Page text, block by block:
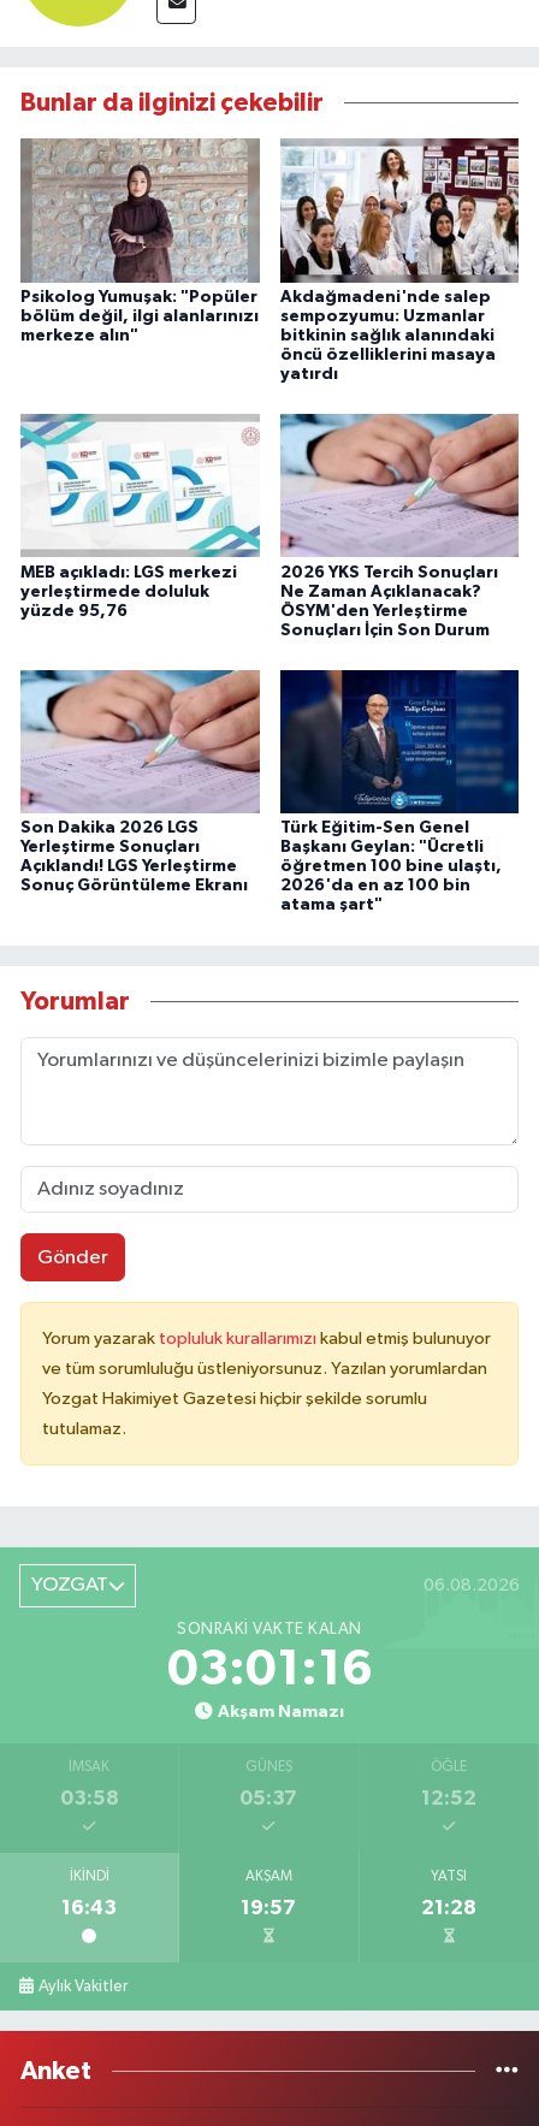
Bunlar da ilginizi çekebilir
Psikolog Yumuşak: "Popüler
bölüm değil, ilgi alanlarınızı
merkeze alın"
Akdağmadeni'nde salep
sempozyumu: Uzmanlar
bitkinin sağlık alanındaki
öncü özelliklerini masaya
yatırdı
MEB açıkladı: LGS merkezi
yerleştirmede doluluk
yüzde 95,76
2026 YKS Tercih Sonuçları
Ne Zaman Açıklanacak?
ÖSYM'den Yerleştirme
Sonuçları İçin Son Durum
Son Dakika 2026 LGS
Yerleştirme Sonuçları
Açıklandı! LGS Yerleştirme
Sonuç Görüntüleme Ekranı
Türk Eğitim-Sen Genel
Başkanı Geylan: "Ücretli
öğretmen 100 bine ulaştı,
2026'da en az 100 bin
atama şart"
Yorumlar
Gönder
Yorum yazarak topluluk kurallarımızı kabul etmiş bulunuyor
ve tüm sorumluluğu üstleniyorsunuz. Yazılan yorumlardan
Yozgat Hakimiyet Gazetesi hiçbir şekilde sorumlu
tutulamaz.
YOZGAT 06.08.2026
SONRAKI VAKTE KALAN
03:01:16
Akşam Namazı
İMSAK
03:58
GÜNEŞ
05:37
ÖĞLE
12:52
İKINDI
16:43
AKŞAM
19:57
YATSI
21:28
Aylık Vakitler
Anket